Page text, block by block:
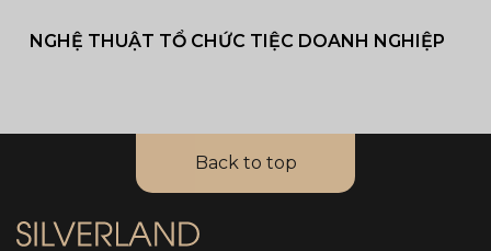
NGHỆ THUẬT TỔ CHỨC TIỆC DOANH NGHIỆP
Back to top